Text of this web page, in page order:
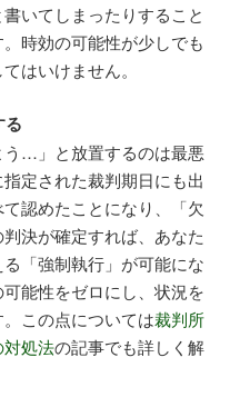
いてしまったりすること
時効の可能性が少しでも
はいけません。
る
う…」と放置するのは最悪
定された裁判期日にも出
認めたことになり、「欠
決が確定すれば、あなた
「強制執行」が可能にな
能性をゼロにし、状況を
この点については裁判所
処法の記事でも詳しく解